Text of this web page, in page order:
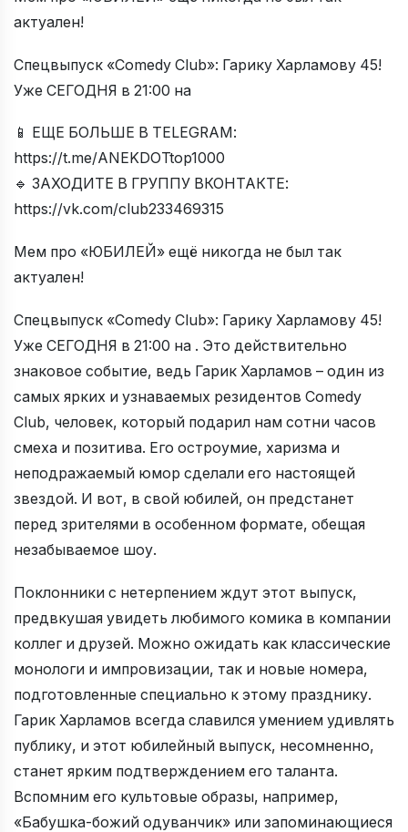
актуален!
Спецвыпуск «Comedy Club»: Гарику Харламову 45!
Уже СЕГОДНЯ в 21:00 на
📱 ЕЩЕ БОЛЬШЕ В TELEGRAM:
https://t.me/ANEKDOTtop1000
🔹 ЗАХОДИТЕ В ГРУППУ ВКОНТАКТЕ:
https://vk.com/club233469315
Мем про «ЮБИЛЕЙ» ещё никогда не был так
актуален!
Спецвыпуск «Comedy Club»: Гарику Харламову 45!
Уже СЕГОДНЯ в 21:00 на . Это действительно
знаковое событие, ведь Гарик Харламов – один из
самых ярких и узнаваемых резидентов Comedy
Club, человек, который подарил нам сотни часов
смеха и позитива. Его остроумие, харизма и
неподражаемый юмор сделали его настоящей
звездой. И вот, в свой юбилей, он предстанет
перед зрителями в особенном формате, обещая
незабываемое шоу.
Поклонники с нетерпением ждут этот выпуск,
предвкушая увидеть любимого комика в компании
коллег и друзей. Можно ожидать как классические
монологи и импровизации, так и новые номера,
подготовленные специально к этому празднику.
Гарик Харламов всегда славился умением удивлять
публику, и этот юбилейный выпуск, несомненно,
станет ярким подтверждением его таланта.
Вспомним его культовые образы, например,
«Бабушка-божий одуванчик» или запоминающиеся